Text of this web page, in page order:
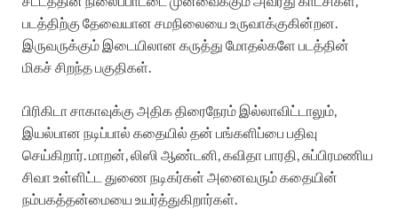
படத்திற்கு தேவையான சமநிலையை உருவாக்குகின்றன.
இருவருக்கும் இடையிலான கருத்து மோதல்களே படத்தின்
மிகச் சிறந்த பகுதிகள்.
பிரிகிடா சாகாவுக்கு அதிக திரைநேரம் இல்லாவிட்டாலும்,
இயல்பான நடிப்பால் கதையில் தன் பங்களிப்பை பதிவு
செய்கிறார். மாறன், லிஸி ஆண்டனி, கவிதா பாரதி, சுப்பிரமணிய
சிவா உள்ளிட்ட துணை நடிகர்கள் அனைவரும் கதையின்
நம்பகத்தன்மையை உயர்த்துகிறார்கள்.